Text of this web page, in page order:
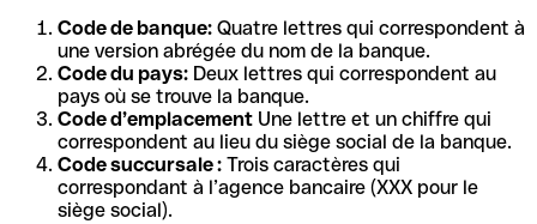
Code de banque: Quatre lettres qui correspondent à
une version abrégée du nom de la banque.
Code du pays: Deux lettres qui correspondent au
pays où se trouve la banque.
Code d’emplacement Une lettre et un chiffre qui
correspondent au lieu du siège social de la banque.
Code succursale : Trois caractères qui
correspondant à l’agence bancaire (XXX pour le
siège social).